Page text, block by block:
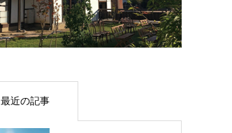
最近の記事